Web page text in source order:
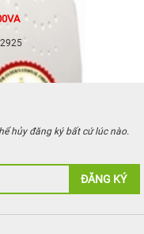
hủy đăng ký bất cứ lúc nào.
ĐĂNG KÝ